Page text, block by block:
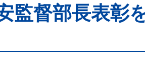
監督部長表彰